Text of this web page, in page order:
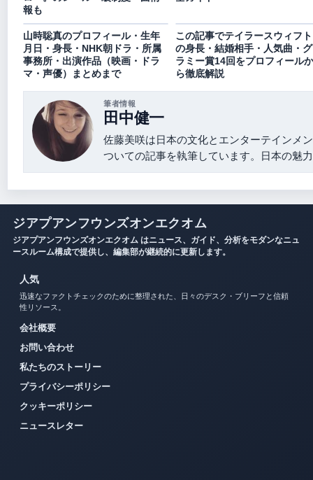
報も
山時聡真のプロフィール・生年
月日・身長・NHK朝ドラ・所属
事務所・出演作品（映画・ドラ
マ・声優）まとめまで
この記事でテイラースウィフト
の身長・結婚相手・人気曲・グ
ラミー賞14回をプロフィールか
ら徹底解説
筆者情報
田中健一
佐藤美咲は日本の文化とエンターテインメ
ついての記事を執筆しています。日本の魅
ジアプアンフウンズオンエクオム
ジアプアンフウンズオンエクオム はニュース、ガイド、分析をモダンなニュ
ースルーム構成で提供し、編集部が継続的に更新します。
人気
迅速なファクトチェックのために整理された、日々のデスク・ブリーフと信頼
性リソース。
会社概要
お問い合わせ
私たちのストーリー
プライバシーポリシー
クッキーポリシー
ニュースレター